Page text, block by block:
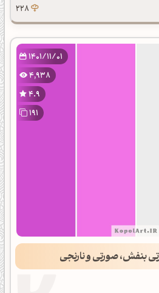
228
1401/11/01
4,938
4.9
191
بنفش، صورتی و نارنجی